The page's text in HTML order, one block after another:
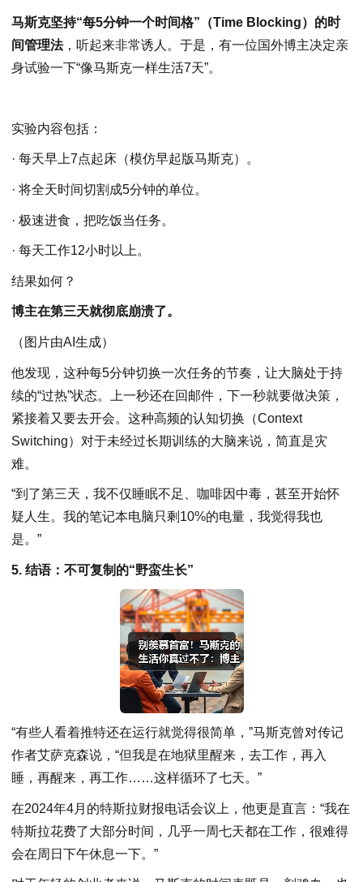
马斯克坚持“每5分钟一个时间格”（Time Blocking）的时
间管理法，听起来非常诱人。于是，有一位国外博主决定亲
身试验一下“像马斯克一样生活7天”。
实验内容包括：
· 每天早上7点起床（模仿早起版马斯克）。
· 将全天时间切割成5分钟的单位。
· 极速进食，把吃饭当任务。
· 每天工作12小时以上。
结果如何？
博主在第三天就彻底崩溃了。
（图片由AI生成）
他发现，这种每5分钟切换一次任务的节奏，让大脑处于持
续的“过热”状态。上一秒还在回邮件，下一秒就要做决策，
紧接着又要去开会。这种高频的认知切换（Context
Switching）对于未经过长期训练的大脑来说，简直是灾
难。
“到了第三天，我不仅睡眠不足、咖啡因中毒，甚至开始怀
疑人生。我的笔记本电脑只剩10%的电量，我觉得我也
是。”
5. 结语：不可复制的“野蛮生长”
“有些人看着推特还在运行就觉得很简单，”马斯克曾对传记
作者艾萨克森说，“但我是在地狱里醒来，去工作，再入
睡，再醒来，再工作……这样循环了七天。”
在2024年4月的特斯拉财报电话会议上，他更是直言：“我在
特斯拉花费了大部分时间，几乎一周七天都在工作，很难得
会在周日下午休息一下。”